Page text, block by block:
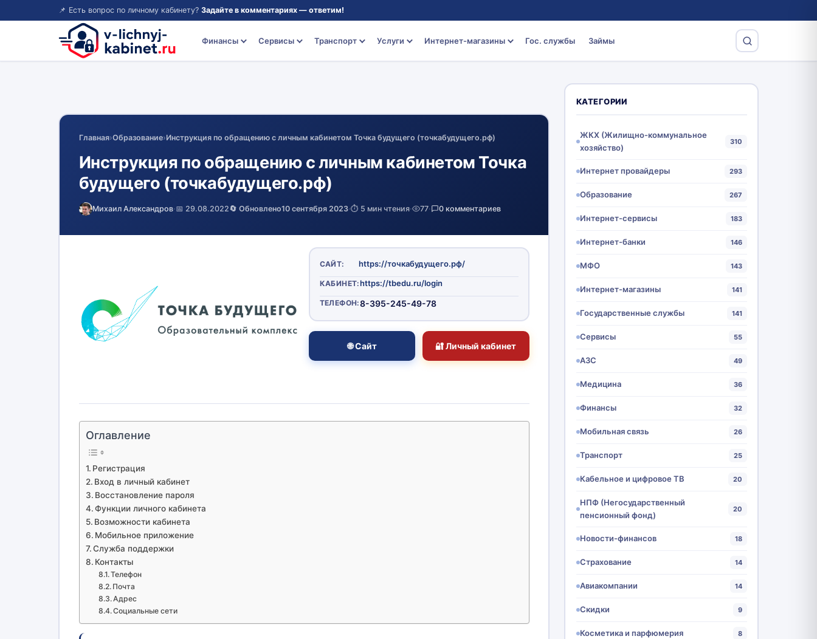
📌 Есть вопрос по личному кабинету? Задайте в комментариях — ответим!
Финансы Сервисы Транспорт Услуги Интернет-магазины Гос. службы Займы
Главная›Образование›Инструкция по обращению с личным кабинетом Точка будущего (точкабудущего.рф)
Инструкция по обращению с личным кабинетом Точка
будущего (точкабудущего.рф)
Михаил Александров·📅 29.08.2022🔄 Обновлено10 сентября 2023·⏱️ 5 мин чтения· 77· 0 комментариев
САЙТ: https://точкабудущего.рф/
КАБИНЕТ:https://tbedu.ru/login
ТЕЛЕФОН:8-395-245-49-78
🌐 Сайт 🔐 Личный кабинет
Оглавление
Регистрация
Вход в личный кабинет
Восстановление пароля
Функции личного кабинета
Возможности кабинета
Мобильное приложение
Служба поддержки
Контакты
Телефон
Почта
Адрес
Социальные сети
КАТЕГОРИИ
ЖКХ (Жилищно-коммунальное
хозяйство)
310
Интернет провайдеры 293
Образование 267
Интернет-сервисы 183
Интернет-банки 146
МФО 143
Интернет-магазины 141
Государственные службы 141
Сервисы 55
АЗС 49
Медицина 36
Финансы 32
Мобильная связь 26
Транспорт 25
Кабельное и цифровое ТВ 20
НПФ (Негосударственный
пенсионный фонд)
20
Новости-финансов 18
Страхование 14
Авиакомпании 14
Скидки 9
Косметика и парфюмерия 8